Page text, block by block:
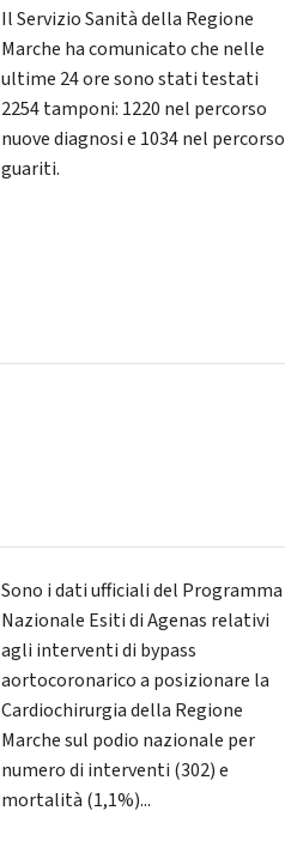
Il Servizio Sanità della Regione
Marche ha comunicato che nelle
ultime 24 ore sono stati testati
2254 tamponi: 1220 nel percorso
nuove diagnosi e 1034 nel percorso
guariti.
Sono i dati ufficiali del Programma
Nazionale Esiti di Agenas relativi
agli interventi di bypass
aortocoronarico a posizionare la
Cardiochirurgia della Regione
Marche sul podio nazionale per
numero di interventi (302) e
mortalità (1,1%)...